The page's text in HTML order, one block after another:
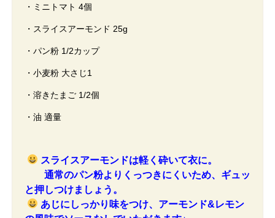
・ミニトマト 4個
・スライスアーモンド 25g
・パン粉 1/2カップ
・小麦粉 大さじ1
・溶きたまご 1/2個
・油 適量
スライスアーモンドは軽く砕いて衣に。
通常のパン粉よりくっつきにくいため、ギュッ
と押しつけましょう。
あじにしっかり味をつけ、アーモンド&レモン